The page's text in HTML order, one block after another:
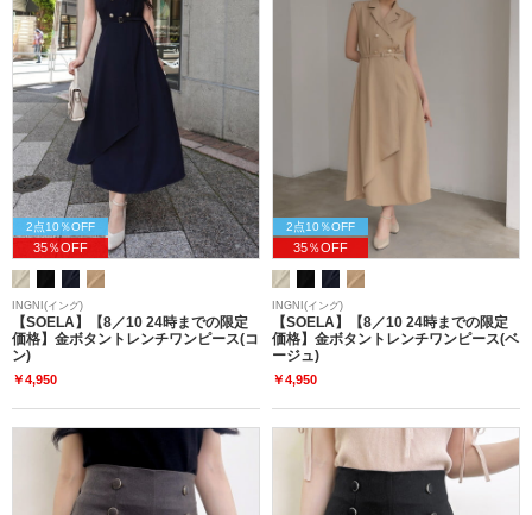
2点10％OFF
35％OFF
INGNI(イング)
【SOELA】【8／10 24時までの限定
価格】金ボタントレンチワンピース(コ
ン)
￥4,950
2点10％OFF
35％OFF
INGNI(イング)
【SOELA】【8／10 24時までの限定
価格】金ボタントレンチワンピース(ベ
ージュ)
￥4,950